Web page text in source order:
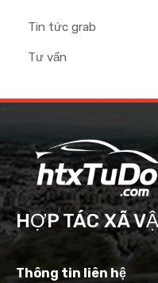
Tin tức grab
Tư vấn
HỢP TÁC XÃ
Thông tin liên hệ